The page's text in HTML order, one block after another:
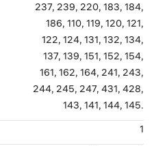
237, 239, 220, 183, 184,
186, 110, 119, 120, 121,
122, 124, 131, 132, 134,
137, 139, 151, 152, 154,
161, 162, 164, 241, 243,
244, 245, 247, 431, 428,
143, 141, 144, 145.
1